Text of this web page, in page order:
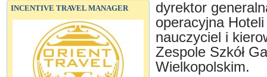
INCENTIVE TRAVEL MANAGER
dyrektor
operacyjna
nauczyciel i
Zespole Szkół
Wielkopolskim.